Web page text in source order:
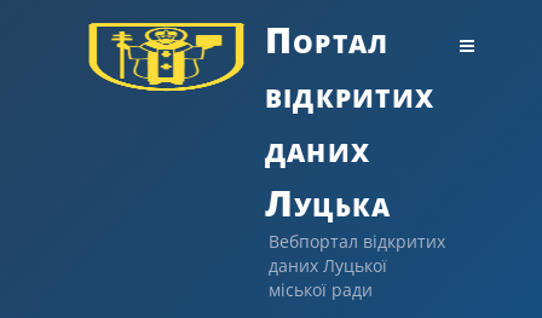
Портал
відкритих
даних
Луцька
Вебпортал відкритих
даних Луцької
міської ради